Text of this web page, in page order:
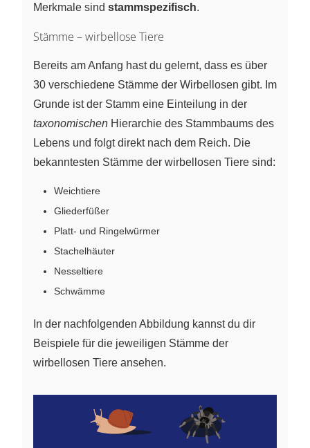
Merkmale sind stammspezifisch.
Stämme – wirbellose Tiere
Bereits am Anfang hast du gelernt, dass es über
30 verschiedene Stämme der Wirbellosen gibt. Im
Grunde ist der Stamm eine Einteilung in der
taxonomischen Hierarchie des Stammbaums des
Lebens und folgt direkt nach dem Reich. Die
bekanntesten Stämme der wirbellosen Tiere sind:
Weichtiere
Gliederfüßer
Platt- und Ringelwürmer
Stachelhäuter
Nesseltiere
Schwämme
In der nachfolgenden Abbildung kannst du dir
Beispiele für die jeweiligen Stämme der
wirbellosen Tiere ansehen.